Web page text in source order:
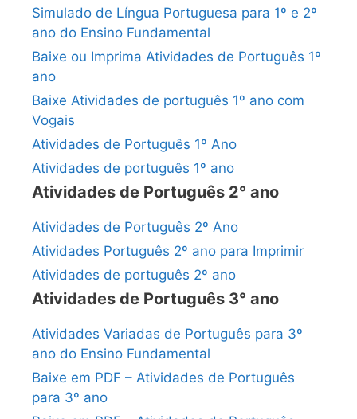
Simulado de Língua Portuguesa para 1º e 2º
ano do Ensino Fundamental
Baixe ou Imprima Atividades de Português 1º
ano
Baixe Atividades de português 1º ano com
Vogais
Atividades de Português 1º Ano
Atividades de português 1º ano
Atividades de Português 2° ano
Atividades de Português 2º Ano
Atividades Português 2º ano para Imprimir
Atividades de português 2º ano
Atividades de Português 3° ano
Atividades Variadas de Português para 3º
ano do Ensino Fundamental
Baixe em PDF – Atividades de Português
para 3º ano